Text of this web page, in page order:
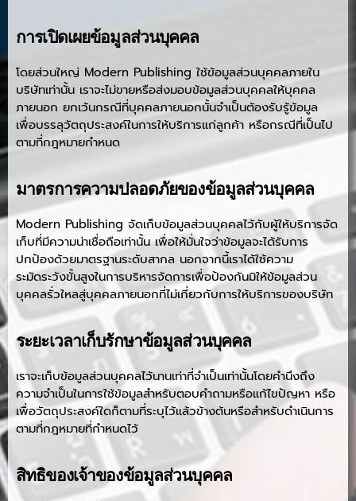
การเปิดเผยข้อมูลส่วนบุคคล
โดยส่วนใหญ่ Modern Publishing ใช้ข้อมูลส่วนบุคคลภายใน
บริษัทเท่านั้น เราจะไม่ขายหรือส่งมอบข้อมูลส่วนบุคคลให้บุคคล
ภายนอก ยกเว้นกรณีที่บุคคลภายนอกนั้นจำเป็นต้องรับรู้ข้อมูล
เพื่อบรรลุวัตถุประสงค์ในการให้บริการแก่ลูกค้า หรือกรณีที่เป็นไป
ตามที่กฎหมายกำหนด
มาตรการความปลอดภัยของข้อมูลส่วนบุคคล
Modern Publishing จัดเก็บข้อมูลส่วนบุคคลไว้กับผู้ให้บริการจัด
เก็บที่มีความน่าเชื่อถือเท่านั้น เพื่อให้มั่นใจว่าข้อมูลจะได้รับการ
ปกป้องด้วยมาตรฐานระดับสากล นอกจากนี้เราได้ใช้ความ
ระมัดระวังขั้นสูงในการบริหารจัดการเพื่อป้องกันมิให้ข้อมูลส่วน
บุคคลรั่วใหลสู่บุคคลภายนอกที่ไม่เกี่ยวกับการให้บริการของบริษัท
ระยะเวลาเก็บรักษาข้อมูลส่วนบุคคล
เราจะเก็บข้อมูลส่วนบุคคลไว้นานเท่าที่จำเป็นเท่านั้นโดยคำนึงถึง
ความจำเป็นในการใช้ข้อมูลสำหรับตอบคำถามหรือแก้ไขปัญหา หรือ
เพื่อวัตถุประสงค์ใดก็ตามที่ระบุไว้แล้วข้างต้นหรือสำหรับดำเนินการ
ตามที่กฎหมายที่กำหนดไว้
สิทธิของเจ้าของข้อมูลส่วนบุคคล